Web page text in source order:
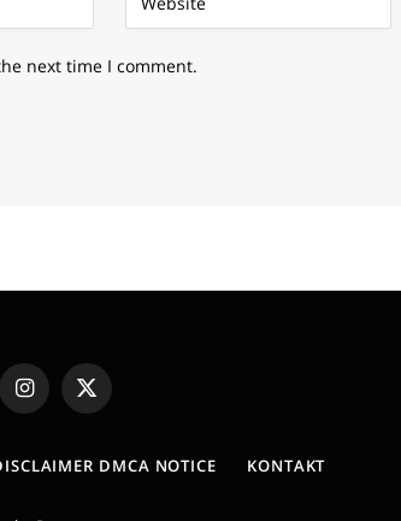
next time I comment.
Instagram
X
(Twitter)
DMCA NOTICE KONTAKT